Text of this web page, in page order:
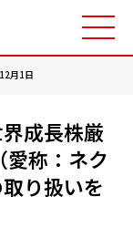
12月1日
成長株厳
称：ネク
り扱いを